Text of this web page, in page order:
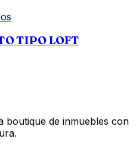
TIPO LOFT
boutique de inmuebles con